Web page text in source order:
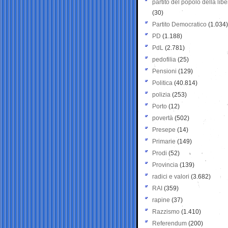
partito del popolo della
(30)
Partito Democratico (1.034)
PD (1.188)
PdL (2.781)
pedofilia (25)
Pensioni (129)
Politica (40.814)
polizia (253)
Porto (12)
povertà (502)
Presepe (14)
Primarie (149)
Prodi (52)
Provincia (139)
radici e valori (3.682)
RAI (359)
rapine (37)
Razzismo (1.410)
Referendum (200)